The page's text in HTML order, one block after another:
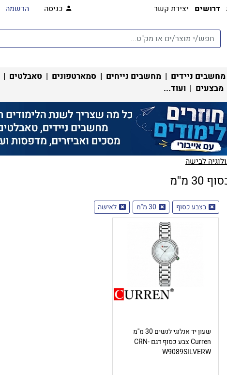
דרושים יצירת קשר כניסה הרשמה
מחשבים ניידים | מחשבים נייחים | סמארטפונים | טאבלטים |
מבצעים | ועוד...
לבישה
שעוני יד בצבע כסוף 30 מ''מ
בצבע כסוף 30 מ''מ לאישה
שעון יד אנלוגי לנשים 30 מ''מ
Curren צבע כסוף דגם CRN-
W9089SILVERW